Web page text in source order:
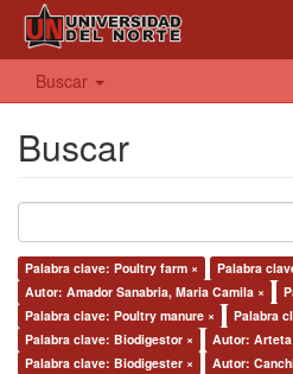
Buscar
Buscar
Palabra clave: Poultry farm ×
Palabra
Autor: Amador Sanabria, Maria Camila ×
Palabra clave: Poultry manure ×
Palabra
Palabra clave: Biodigestor ×
Autor: Arteta
Palabra clave: Biodigester ×
Autor: